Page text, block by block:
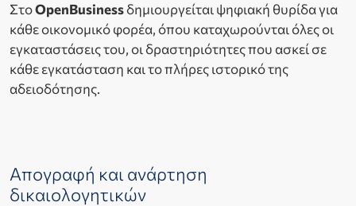
ΣτοOpenBusinessδημιουργείται ψηφιακή θυρίδα για
κάθε οικονομικό φορέα, όπου καταχωρούνται όλες οι
εγκαταστάσεις του, οι δραστηριότητες που ασκεί σε
κάθε εγκατάσταση και το πλήρες ιστορικό της
αδειοδότησης.
Απογραφή και ανάρτηση
δικαιολογητικών